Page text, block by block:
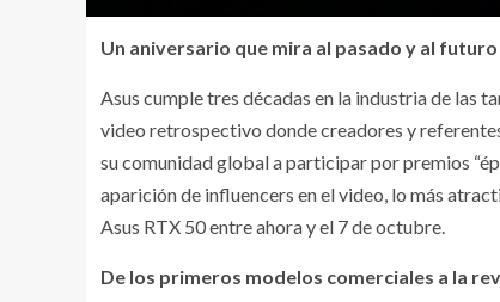
Un aniversario que mira al pasado y al futuro
Asus cumple tres décadas en la industria de las
video retrospectivo donde creadores y
su comunidad global a participar por premios
aparición de influencers en el video, lo más
Asus RTX 50 entre ahora y el 7 de octubre.
De los primeros modelos comerciales a la